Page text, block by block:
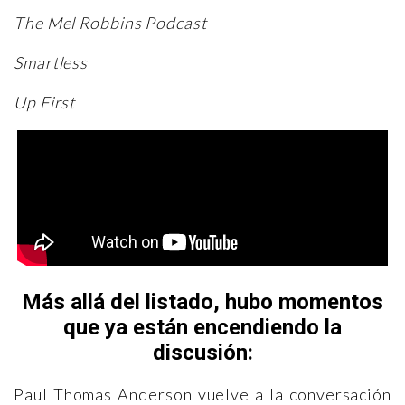
The Mel Robbins Podcast
Smartless
Up First
Más allá del listado, hubo momentos
que ya están encendiendo la
discusión:
Paul Thomas Anderson vuelve a la conversación